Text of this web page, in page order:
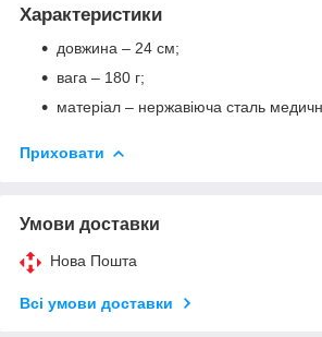
Характеристики
довжина – 24 см;
вага – 180 г;
матеріал – нержавіюча сталь
Приховати
Умови доставки
Нова Пошта
Всі умови доставки